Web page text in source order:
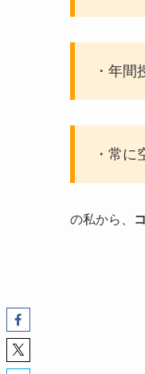
・年間
・常に
の私から、